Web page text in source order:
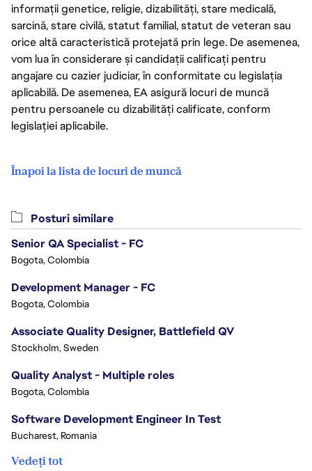
informații genetice, religie, dizabilități, stare medicală,
sarcină, stare civilă, statut familial, statut de veteran sau
orice altă caracteristică protejată prin lege. De asemenea,
vom lua în considerare și candidații calificați pentru
angajare cu cazier judiciar, în conformitate cu legislația
aplicabilă. De asemenea, EA asigură locuri de muncă
pentru persoanele cu dizabilități calificate, conform
legislației aplicabile.
Înapoi la lista de locuri de muncă
Posturi similare
Senior QA Specialist - FC
Bogota, Colombia
Development Manager - FC
Bogota, Colombia
Associate Quality Designer, Battlefield QV
Stockholm, Sweden
Quality Analyst - Multiple roles
Bogota, Colombia
Software Development Engineer In Test
Bucharest, Romania
Vedeți tot